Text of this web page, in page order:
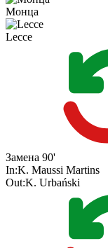
Монца
Lecce
Замена 90'
In:K. Maussi Martins
Out:K. Urbański